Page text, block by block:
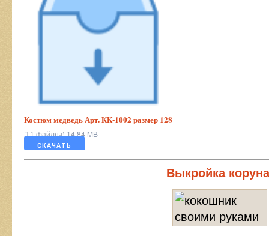
Костюм медведь Арт. КК-1002 размер 128
1 файл(ы)14.84 MB
СКАЧАТЬ
Выкройка